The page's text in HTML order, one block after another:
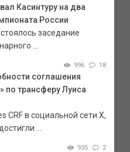
Касинтуру на два
России
заседание
...
996 18
соглашения
по трансферу Луиса
CRF в социальной сети Х,
...
935 2